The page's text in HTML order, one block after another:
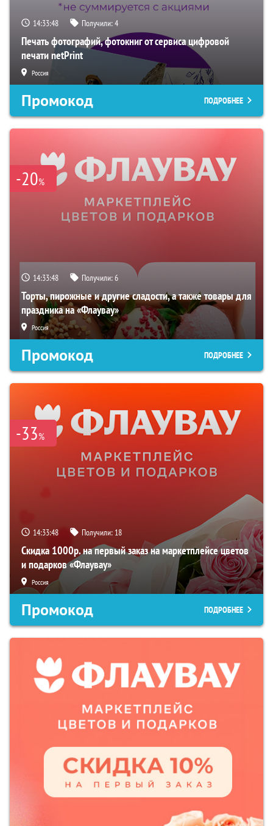
14:33:47 Получили:4
Печать фотографий, фотокниг от сервиса цифровой
печати netPrint
Россия
Промокод ПОДРОБНЕЕ
-20%
14:33:47 Получили:6
Торты, пирожные и другие сладости, а также товары для
праздника на «Флаувау»
Россия
Промокод ПОДРОБНЕЕ
-33%
14:33:47 Получили: 18
Скидка 1000р. на первый заказ на маркетплейсе цветов
и подарков «Флаувау»
Россия
Промокод ПОДРОБНЕЕ